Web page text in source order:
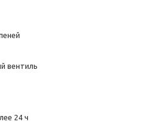
вентиль
24 ч